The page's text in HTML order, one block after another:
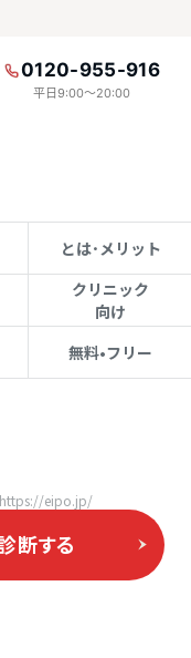
0120-955-916
平日9:00〜20:00
とは･メリット
クリニック
向け
無料•フリー
https://eipo.jp/
断する